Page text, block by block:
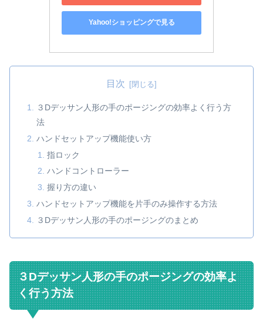
Yahoo!ショッピングで見る
目次
３Dデッサン人形の手のポージングの効率よく行う方
法
ハンドセットアップ機能使い方
指ロック
ハンドコントローラー
握り方の違い
ハンドセットアップ機能を片手のみ操作する方法
３Dデッサン人形の手のポージングのまとめ
３Dデッサン人形の手のポージングの効率よ
く行う方法